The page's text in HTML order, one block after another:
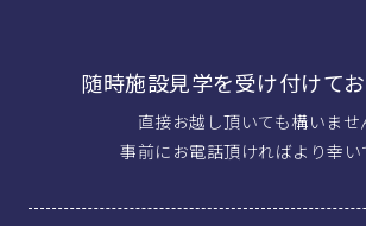
随時施設見学を受け付けてお
直接お越し頂いても構いませ
事前にお電話頂ければより幸い